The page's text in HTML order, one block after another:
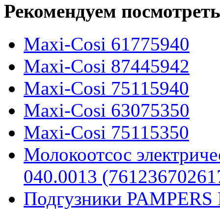
Рекомендуем
Maxi-Cosi 61775940
Maxi-Cosi 87445942
Maxi-Cosi 75115940
Maxi-Cosi 63075350
Maxi-Cosi 75115350
Молокоотсос
040.0013
Подгузники